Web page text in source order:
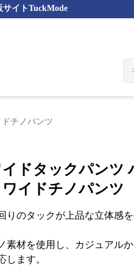
サイトTuckMode
チノパンツ
イドタックパンツ
ワイドチノパンツ
りのタックが上品な立体感
素材を使用し、カジュアル
します。